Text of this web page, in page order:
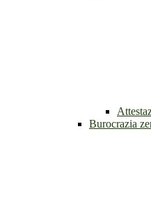
Burocrazia